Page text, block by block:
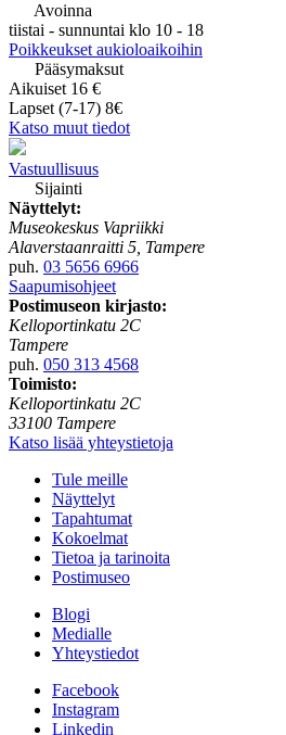
Avoinna
tiistai - sunnuntai klo 10 - 18
Poikkeukset aukioloaikoihin
Pääsymaksut
Aikuiset 16 €
Lapset (7-17) 8€
Katso muut tiedot
Vastuullisuus
Sijainti
Näyttelyt:
Museokeskus Vapriikki
Alaverstaanraitti 5, Tampere
puh. 03 5656 6966
Saapumisohjeet
Postimuseon kirjasto:
Kelloportinkatu 2C
Tampere
puh. 050 313 4568
Toimisto:
Kelloportinkatu 2C
33100 Tampere
Katso lisää yhteystietoja
Tule meille
Näyttelyt
Tapahtumat
Kokoelmat
Tietoa ja tarinoita
Postimuseo
Blogi
Medialle
Yhteystiedot
Facebook
Instagram
Linkedin